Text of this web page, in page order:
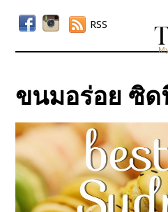
RSS
ขนมอร่อย ซิด